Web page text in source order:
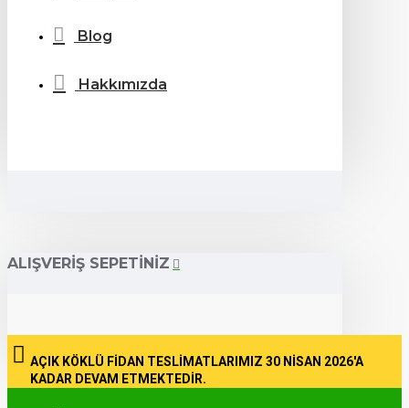
Blog
Hakkımızda
ALIŞVERIŞ SEPETINIZ
AÇIK KÖKLÜ FİDAN TESLİMATLARIMIZ 30 NİSAN 2026'A
KADAR DEVAM ETMEKTEDİR.